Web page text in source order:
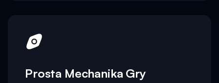
Prosta Mechanika Gry